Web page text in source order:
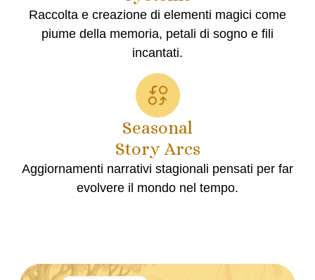
Raccolta e creazione di elementi magici come
piume della memoria, petali di sogno e fili
incantati.
Seasonal
Story Arcs
Aggiornamenti narrativi stagionali pensati per far
evolvere il mondo nel tempo.